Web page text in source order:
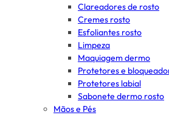
Clareadores de rosto
Cremes rosto
Esfoliantes rosto
Limpeza
Maquiagem dermo
Protetores e
Protetores labial
Sabonete dermo rosto
Mãos e Pés